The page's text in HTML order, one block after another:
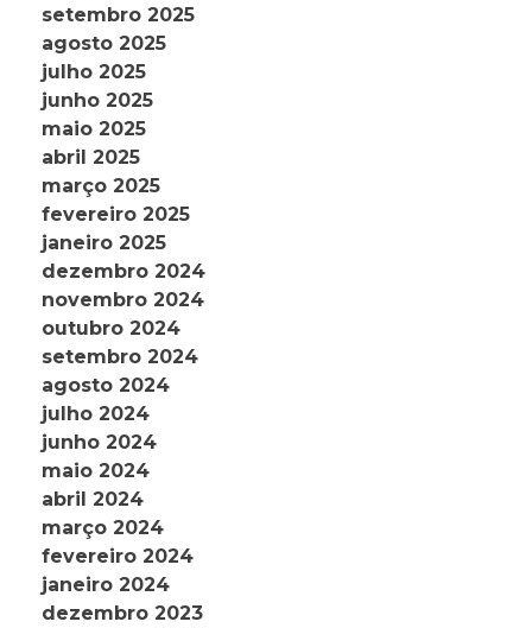
setembro 2025
agosto 2025
julho 2025
junho 2025
maio 2025
abril 2025
março 2025
fevereiro 2025
janeiro 2025
dezembro 2024
novembro 2024
outubro 2024
setembro 2024
agosto 2024
julho 2024
junho 2024
maio 2024
abril 2024
março 2024
fevereiro 2024
janeiro 2024
dezembro 2023